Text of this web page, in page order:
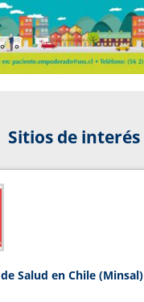
Sitios de interés
Salud en Chile (Minsal)